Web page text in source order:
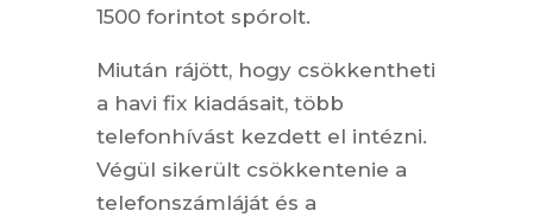
1500 forintot spórolt.
Miután rájött, hogy csökkentheti
a havi fix kiadásait, több
telefonhívást kezdett el intézni.
Végül sikerült csökkentenie a
telefonszámláját és a